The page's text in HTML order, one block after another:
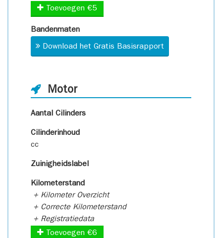
Toevoegen €5
Bandenmaten
Download het Gratis Basisrapport
Motor
Aantal Cilinders
Cilinderinhoud
cc
Zuinigheidslabel
Kilometerstand
+ Kilometer Overzicht
+ Correcte Kilometerstand
+ Registratiedata
Toevoegen €6